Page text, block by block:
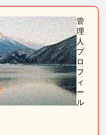
管
理
人
プ
ロ
フ
ィ
ー
ル